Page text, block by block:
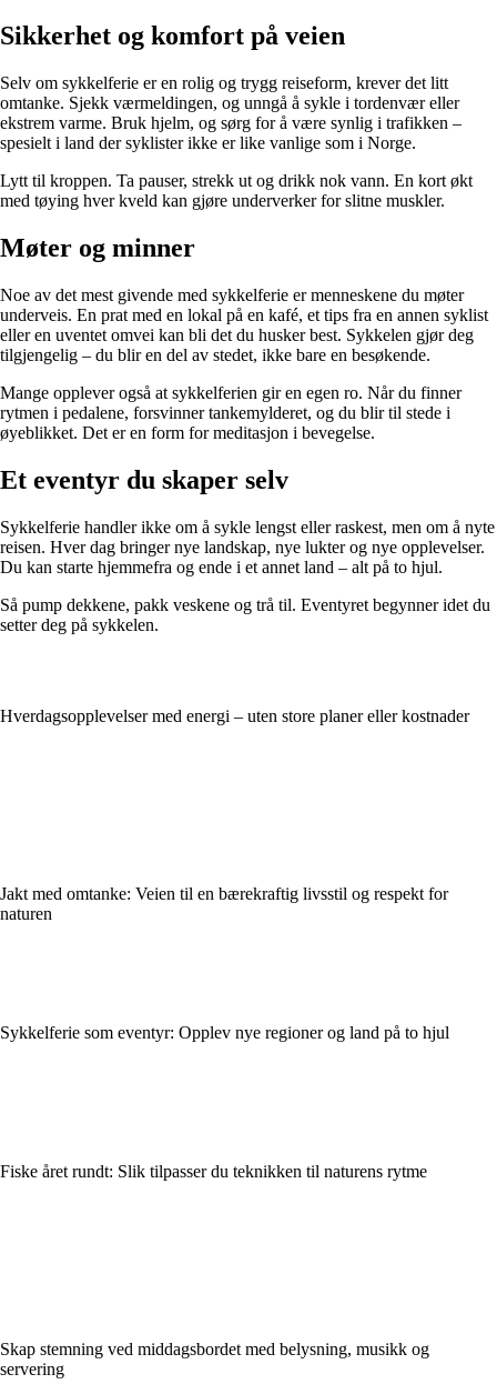
Sikkerhet og komfort på veien
Selv om sykkelferie er en rolig og trygg reiseform, krever det litt
omtanke. Sjekk værmeldingen, og unngå å sykle i tordenvær eller
ekstrem varme. Bruk hjelm, og sørg for å være synlig i trafikken –
spesielt i land der syklister ikke er like vanlige som i Norge.
Lytt til kroppen. Ta pauser, strekk ut og drikk nok vann. En kort økt
med tøying hver kveld kan gjøre underverker for slitne muskler.
Møter og minner
Noe av det mest givende med sykkelferie er menneskene du møter
underveis. En prat med en lokal på en kafé, et tips fra en annen syklist
eller en uventet omvei kan bli det du husker best. Sykkelen gjør deg
tilgjengelig – du blir en del av stedet, ikke bare en besøkende.
Mange opplever også at sykkelferien gir en egen ro. Når du finner
rytmen i pedalene, forsvinner tankemylderet, og du blir til stede i
øyeblikket. Det er en form for meditasjon i bevegelse.
Et eventyr du skaper selv
Sykkelferie handler ikke om å sykle lengst eller raskest, men om å nyte
reisen. Hver dag bringer nye landskap, nye lukter og nye opplevelser.
Du kan starte hjemmefra og ende i et annet land – alt på to hjul.
Så pump dekkene, pakk veskene og trå til. Eventyret begynner idet du
setter deg på sykkelen.
Hverdagsopplevelser med energi – uten store planer eller kostnader
Jakt med omtanke: Veien til en bærekraftig livsstil og respekt for
naturen
Sykkelferie som eventyr: Opplev nye regioner og land på to hjul
Fiske året rundt: Slik tilpasser du teknikken til naturens rytme
Skap stemning ved middagsbordet med belysning, musikk og
servering